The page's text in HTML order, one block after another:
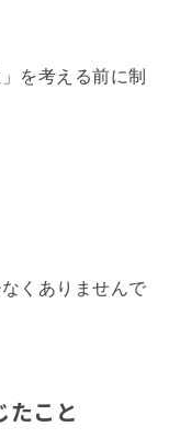
を考える前に制
くありませんで
たこと